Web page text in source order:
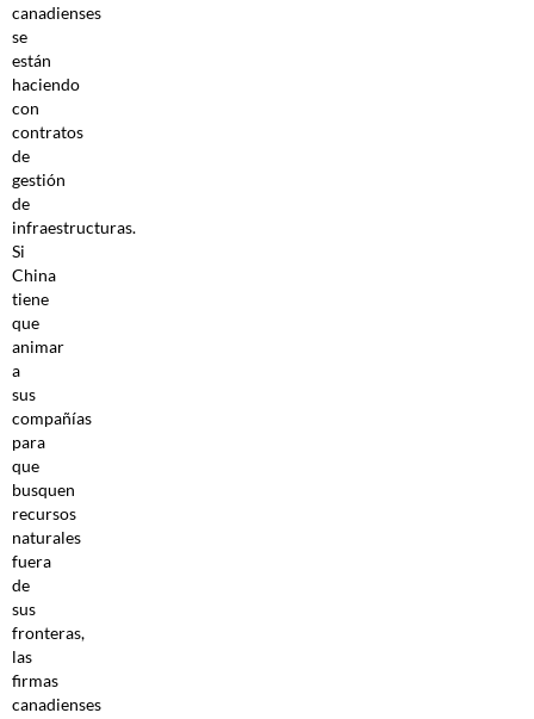
canadienses
se
están
haciendo
con
contratos
de
gestión
de
infraestructuras.
Si
China
tiene
que
animar
a
sus
compañías
para
que
busquen
recursos
naturales
fuera
de
sus
fronteras,
las
firmas
canadienses